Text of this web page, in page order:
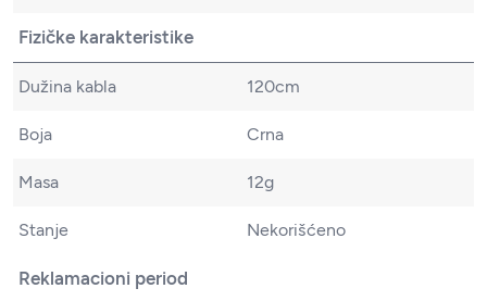
Fizičke karakteristike
Dužina kabla 120cm
Boja Crna
Masa 12g
Stanje Nekorišćeno
Reklamacioni period